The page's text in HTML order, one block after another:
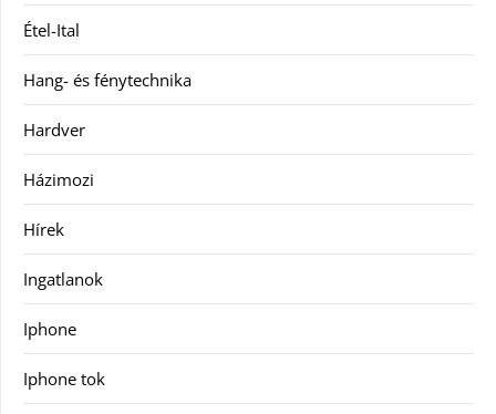
Étel-Ital
Hang- és fénytechnika
Hardver
Házimozi
Hírek
Ingatlanok
Iphone
Iphone tok